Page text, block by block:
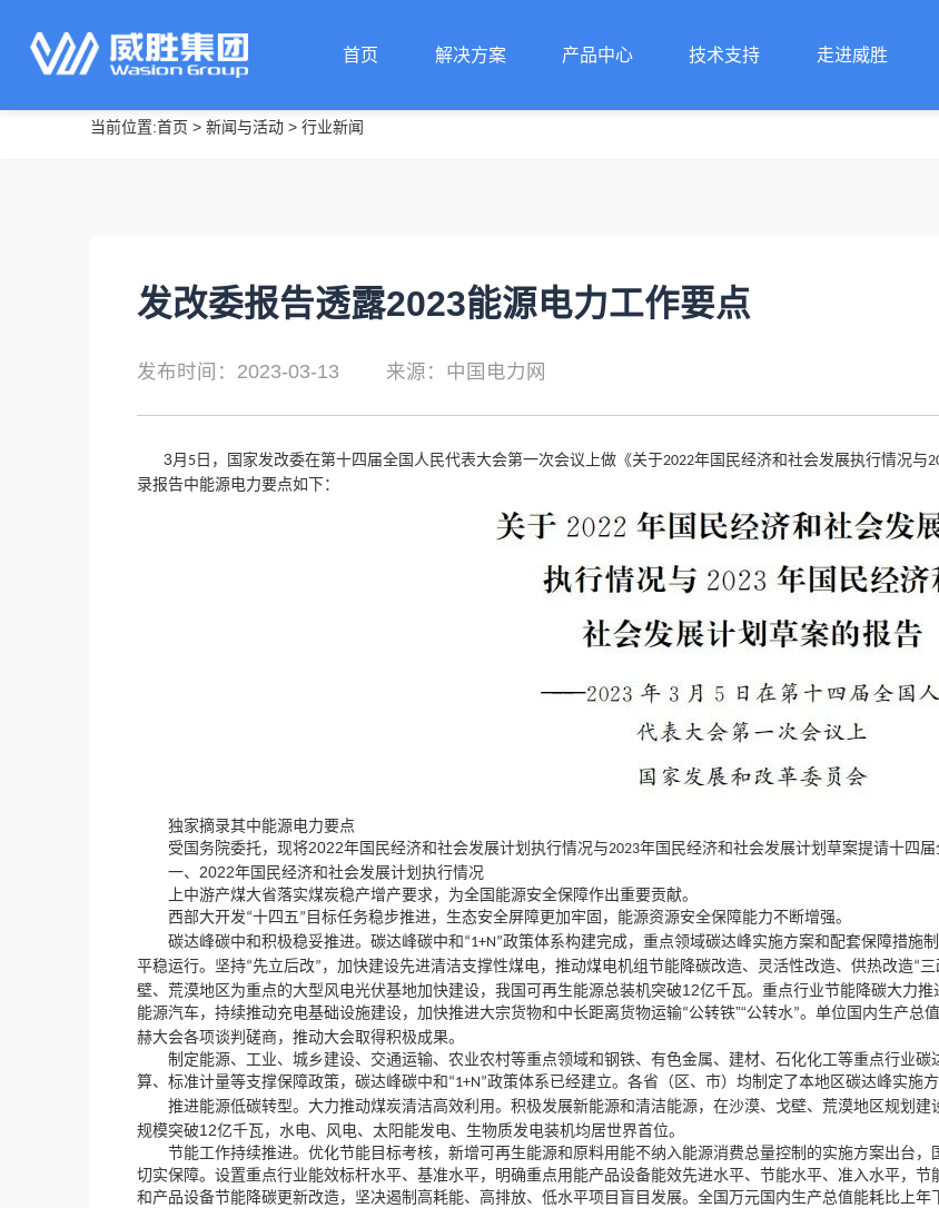
首页 解决方案 产品中心 技术支持 走进威胜
当前位置:首页 > 新闻与活动> 行业新闻
发改委报告透露2023能源电力工作要点
发布时间：2023-03-13 来源：中国电力网
3 月 5日，国家发改委在第十四届全国人民代表大会第一次会议上做《关于2022年国民经济和社会发展执行情况与
录报告中能源电力要点如下：
独家摘录其中能源电力要点
受国务院委托， 现将2022年国民经济和社会发展计划执行情况与2023年国民经济和社会发展计划草案提请十四
一、 2022年国民经济和社会发展计划执行情况
上中游产煤大省落实煤炭稳产增产要求，
为全国能源安全保障作出重要贡献。
西部大开发“十四五” 目标任务稳步推进， 生态安全屏障更加牢固 ，
能源资源安全保障能力不断增强。
碳达峰碳中和积极稳妥推进。碳达峰碳中和 “1+N”政策体系构建完成， 重点领域碳达峰实施方案和配套保障措施
平稳运行。坚持“先立后改” ， 加快建设先进清洁支撑性煤电， 推动煤电机组节能降碳改造、灵活性改造、供热改造“三
壁、荒漠地区为重点的大型风电光伏基地加快建设， 我国可再生能源总装机突破12亿千瓦。重点行业节能降碳大力推
能源汽车， 持续推动充电基础设施建设， 加快推进大宗货物和中长距离货物运输“公转铁”“公转水”。单位国内生产总
赫大会各项谈判磋商， 推动大会取得积极成果。
制定能源、工业、城乡建设、交通运输、农业农村等重点领域和钢铁、有色金属、建材、石化化工等重点行业碳
算、标准计量等支撑保障政策， 碳达峰碳中和 “1+N”政策体系已经建立。各省 （ 区、市） 均制定了本地区碳达峰实施
推进能源低碳转型。大力推动煤炭清洁高效利用。积极发展新能源和清洁能源， 在沙漠、戈壁、荒漠地区规划建
规模突破12亿千瓦，
水电、风电、太阳能发电、生物质发电装机均居世界首位。
节能工作持续推进。优化节能目标考核， 新增可再生能源和原料用能不纳入能源消费总量控制的实施方案出台 ，
切实保障。设置重点行业能效标杆水平、基准水平， 明确重点用能产品设备能效先进水平、节能水平、准入水平， 节
和产品设备节能降碳更新改造， 坚决遏制高耗能、高排放、低水平项目盲目发展。全国万元国内生产总值能耗比上年